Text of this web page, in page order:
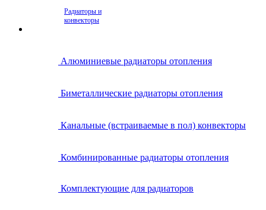
Радиаторы и
конвекторы
Алюминиевые радиаторы отопления
Биметаллические радиаторы отопления
Канальные (встраиваемые в пол) конвекторы
Комбинированные радиаторы отопления
Комплектующие для радиаторов